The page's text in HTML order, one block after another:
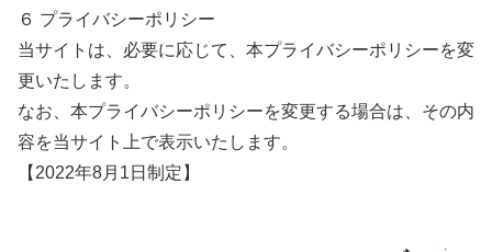
６ プライバシーポリシー
当サイトは、必要に応じて、本プライバシーポリシーを変
更いたします。
なお、本プライバシーポリシーを変更する場合は、その内
容を当サイト上で表示いたします。
【2022年8月1日制定】